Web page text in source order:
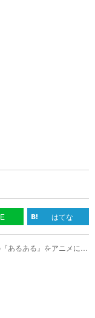
はてな
るある』をアニメにし